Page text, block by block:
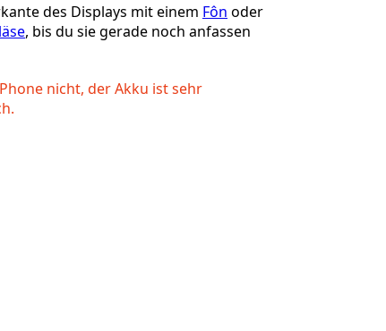
des Displays mit einem Fôn oder
, bis du sie gerade noch anfassen
nicht, der Akku ist sehr